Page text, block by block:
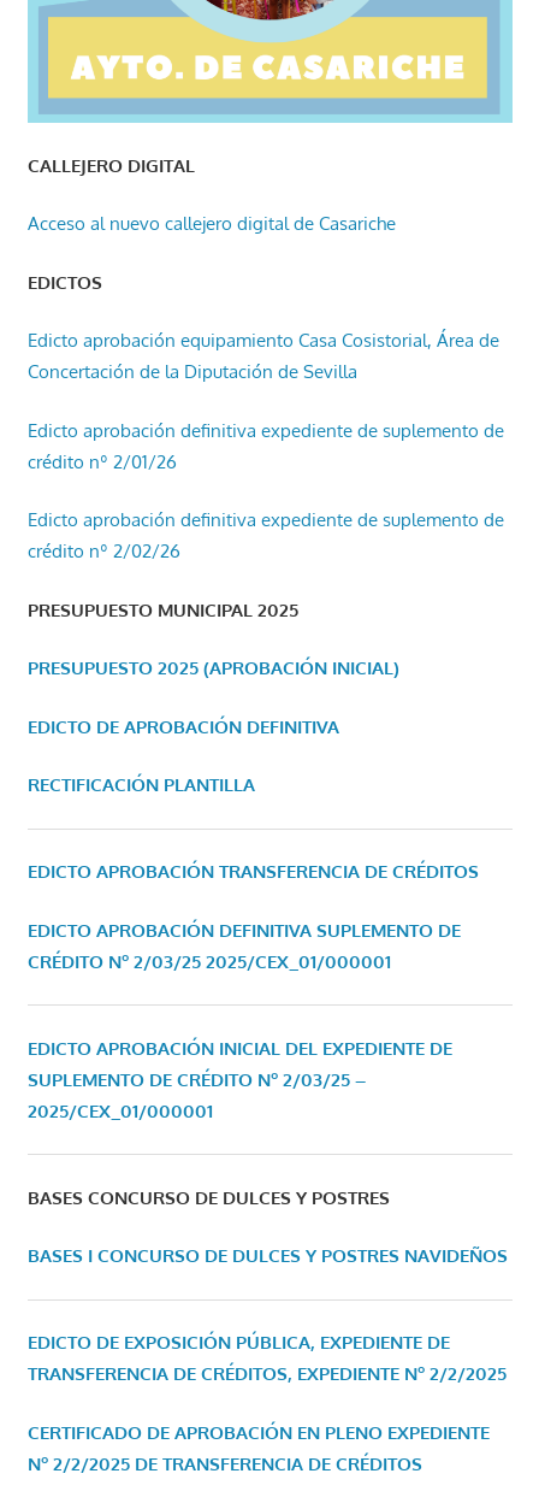
CALLEJERO DIGITAL
Acceso al nuevo callejero digital de Casariche
EDICTOS
Edicto aprobación equipamiento Casa Cosistorial, Área de
Concertación de la Diputación de Sevilla
Edicto aprobación definitiva expediente de suplemento de
crédito nº 2/01/26
Edicto aprobación definitiva expediente de suplemento de
crédito nº 2/02/26
PRESUPUESTO MUNICIPAL 2025
PRESUPUESTO 2025 (APROBACIÓN INICIAL)
EDICTO DE APROBACIÓN DEFINITIVA
RECTIFICACIÓN PLANTILLA
EDICTO APROBACIÓN TRANSFERENCIA DE CRÉDITOS
EDICTO APROBACIÓN DEFINITIVA SUPLEMENTO DE
CRÉDITO Nº 2/03/25 2025/CEX_01/000001
EDICTO APROBACIÓN INICIAL DEL EXPEDIENTE DE
SUPLEMENTO DE CRÉDITO Nº 2/03/25 –
2025/CEX_01/000001
BASES CONCURSO DE DULCES Y POSTRES
BASES I CONCURSO DE DULCES Y POSTRES NAVIDEÑOS
EDICTO DE EXPOSICIÓN PÚBLICA, EXPEDIENTE DE
TRANSFERENCIA DE CRÉDITOS, EXPEDIENTE Nº 2/2/2025
CERTIFICADO DE APROBACIÓN EN PLENO EXPEDIENTE
Nº 2/2/2025 DE TRANSFERENCIA DE CRÉDITOS